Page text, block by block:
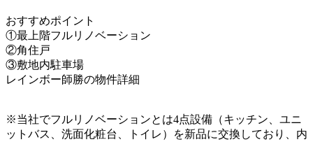
おすすめポイント
①最上階フルリノベーション
②角住戸
③敷地内駐車場
レインボー師勝の物件詳細
※当社でフルリノベーションとは4点設備（キッチン、ユニ
ットバス、洗面化粧台、トイレ）を新品に交換しており、内